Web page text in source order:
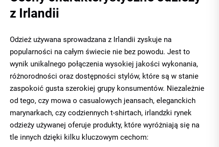
z Irlandii
Odzież używana sprowadzana z Irlandii zyskuje na
popularności na całym świecie nie bez powodu. Jest to
wynik unikalnego połączenia wysokiej jakości wykonania,
różnorodności oraz dostępności stylów, które są w stanie
zaspokoić gusta szerokiej grupy konsumentów. Niezależnie
od tego, czy mowa o casualowych jeansach, eleganckich
marynarkach, czy codziennych t-shirtach, irlandzki rynek
odzieży używanej oferuje produkty, które wyróżniają się na
tle innych dzięki kilku kluczowym cechom: